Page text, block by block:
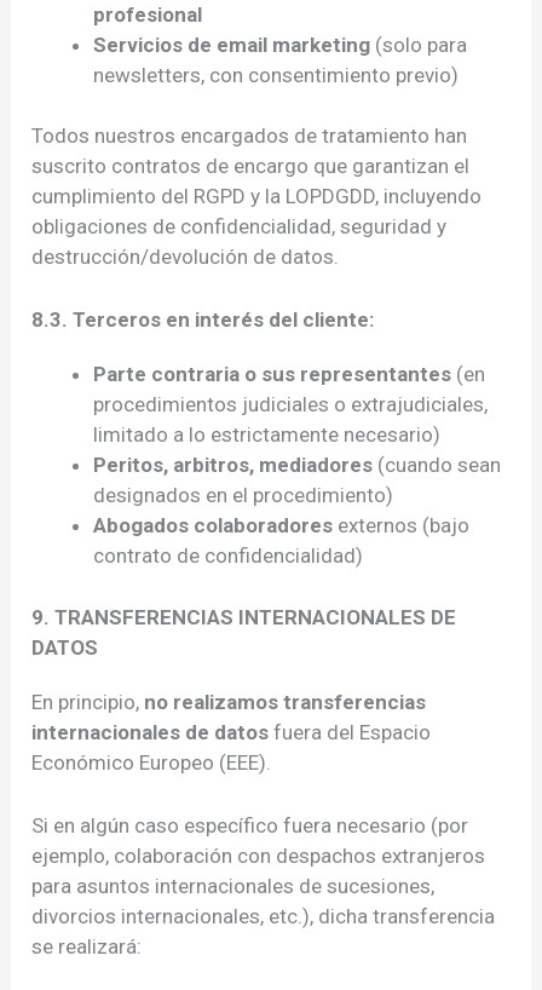
profesional
Servicios de email marketing (solo para
newsletters, con consentimiento previo)
Todos nuestros encargados de tratamiento han
suscrito contratos de encargo que garantizan el
cumplimiento del RGPD y la LOPDGDD, incluyendo
obligaciones de confidencialidad, seguridad y
destrucción/devolución de datos.
8.3. Terceros en interés del cliente:
Parte contraria o sus representantes (en
procedimientos judiciales o extrajudiciales,
limitado a lo estrictamente necesario)
Peritos, arbitros, mediadores (cuando sean
designados en el procedimiento)
Abogados colaboradores externos (bajo
contrato de confidencialidad)
9. TRANSFERENCIAS INTERNACIONALES DE
DATOS
En principio, no realizamos transferencias
internacionales de datos fuera del Espacio
Económico Europeo (EEE).
Si en algún caso específico fuera necesario (por
ejemplo, colaboración con despachos extranjeros
para asuntos internacionales de sucesiones,
divorcios internacionales, etc.), dicha transferencia
se realizará: